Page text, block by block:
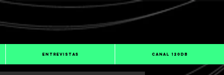
ENTREVISTAS CANAL 120dB